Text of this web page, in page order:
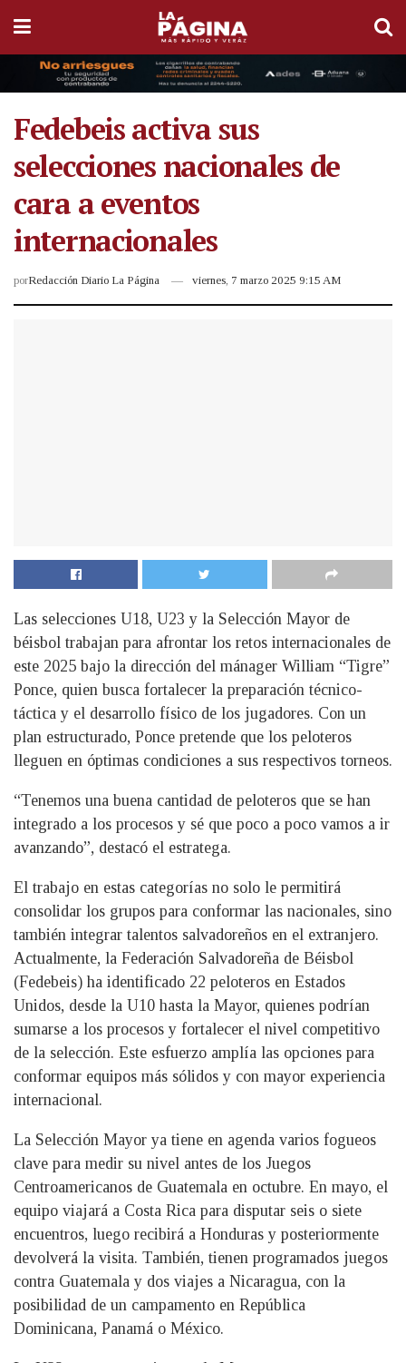
Fedebeis activa sus
selecciones nacionales de
cara a eventos
internacionales
porRedacción Diario La Página viernes, 7 marzo 2025 9:15 AM
Las selecciones U18, U23 y la Selección Mayor de
béisbol trabajan para afrontar los retos internacionales de
este 2025 bajo la dirección del mánager William “Tigre”
Ponce, quien busca fortalecer la preparación técnico-
táctica y el desarrollo físico de los jugadores. Con un
plan estructurado, Ponce pretende que los peloteros
lleguen en óptimas condiciones a sus respectivos torneos.
“Tenemos una buena cantidad de peloteros que se han
integrado a los procesos y sé que poco a poco vamos a ir
avanzando”, destacó el estratega.
El trabajo en estas categorías no solo le permitirá
consolidar los grupos para conformar las nacionales, sino
también integrar talentos salvadoreños en el extranjero.
Actualmente, la Federación Salvadoreña de Béisbol
(Fedebeis) ha identificado 22 peloteros en Estados
Unidos, desde la U10 hasta la Mayor, quienes podrían
sumarse a los procesos y fortalecer el nivel competitivo
de la selección. Este esfuerzo amplía las opciones para
conformar equipos más sólidos y con mayor experiencia
internacional.
La Selección Mayor ya tiene en agenda varios fogueos
clave para medir su nivel antes de los Juegos
Centroamericanos de Guatemala en octubre. En mayo, el
equipo viajará a Costa Rica para disputar seis o siete
encuentros, luego recibirá a Honduras y posteriormente
devolverá la visita. También, tienen programados juegos
contra Guatemala y dos viajes a Nicaragua, con la
posibilidad de un campamento en República
Dominicana, Panamá o México.